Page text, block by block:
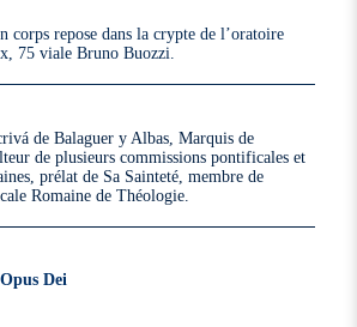
corps repose dans la crypte de l’oratoire
75 viale Bruno Buozzi.
de Balaguer y Albas, Marquis de
de plusieurs commissions pontificales et
prélat de Sa Sainteté, membre de
Romaine de Théologie.
Dei